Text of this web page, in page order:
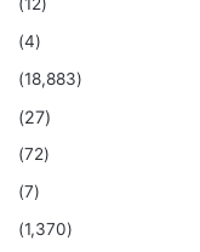
(4)
(18,883)
(27)
(72)
(7)
(1,370)